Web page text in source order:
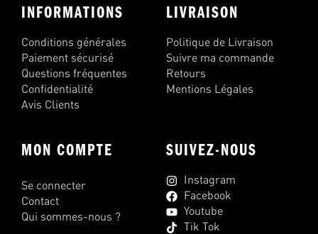
INFORMATIONS
Conditions générales
Paiement sécurisé
Questions fréquentes
Confidentialité
Avis Clients
LIVRAISON
Politique de Livraison
Suivre ma commande
Retours
Mentions Légales
MON COMPTE
Se connecter
Contact
Qui sommes-nous ?
SUIVEZ-NOUS
Instagram
Facebook
Youtube
Tik Tok